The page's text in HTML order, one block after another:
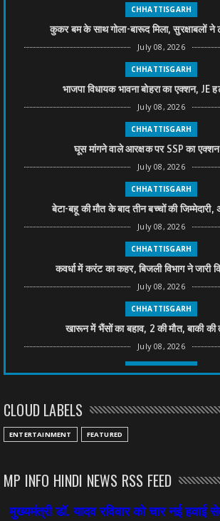
CHHATTISGARH
कुकर बम के साथ गोला-बारूद मिला, सुरक्षाबलों ने
July 08, 2026
CHHATTISGARH
भाजपा विधायक भावना बोहरा का एक्शन, JE
July 08, 2026
CHHATTISGARH
घूस मांगने वाले आरक्षक पर SSP का
July 08, 2026
CHHATTISGARH
बेटा-बहू की मौत के बाद तीन बच्चों की
July 08, 2026
CHHATTISGARH
कवर्धा में करंट का कहर, बिजली विभाग ने जारी
July 08, 2026
CHHATTISGARH
खारून में भैंसों का बहाव, 2 की मौत, बाकी की
July 08, 2026
CHHATTISGARH
July 08, 2026
CHHATTISGARH
महादेव ऐप केस में बड़ा एक्शन, सौरभ चंद्राकर
CLOUD LABELS
ENTERTAINMENT FEATURED
MP INFO HINDI NEWS RSS FEED